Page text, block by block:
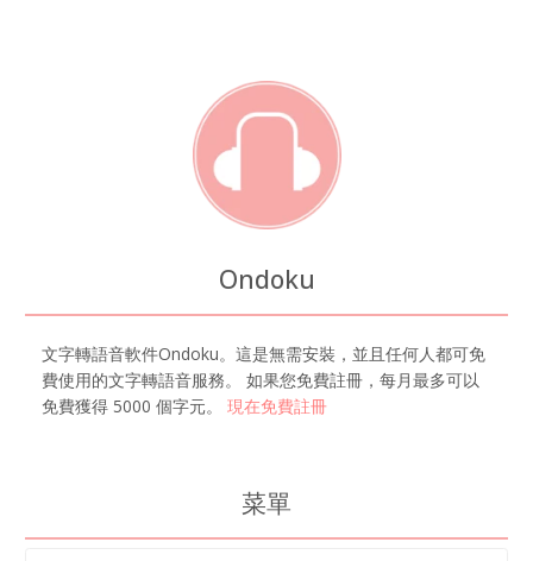
Ondoku
文字轉語音軟件Ondoku。這是無需安裝，並且任何人都可免
費使用的文字轉語音服務。 如果您免費註冊，每月最多可以
免費獲得 5000 個字元。 現在免費註冊
菜單